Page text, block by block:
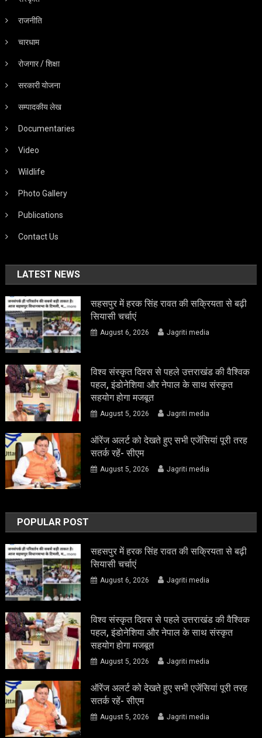
राजनीति
चारधाम
रोजगार / शिक्षा
सरकारी योजना
सम्पादकीय लेख
Documentaries
Video
Wildlife
Photo Gallery
Publications
Contact Us
LATEST NEWS
सहसपुर में हरक सिंह रावत की सक्रियता से बढ़ी
सियासी चर्चाएं
August 6, 2026 Jagriti media
विश्व संस्कृत दिवस से पहले उत्तराखंड की वैश्विक
पहल, इंडोनेशिया और नेपाल के साथ संस्कृत
सहयोग होगा मजबूत
August 5, 2026 Jagriti media
ऑरेंज अलर्ट को देखते हुए सभी एजेंसियां पूरी तरह
सतर्क रहें- सीएम
August 5, 2026 Jagriti media
POPULAR POST
सहसपुर में हरक सिंह रावत की सक्रियता से बढ़ी
सियासी चर्चाएं
August 6, 2026 Jagriti media
विश्व संस्कृत दिवस से पहले उत्तराखंड की वैश्विक
पहल, इंडोनेशिया और नेपाल के साथ संस्कृत
सहयोग होगा मजबूत
August 5, 2026 Jagriti media
ऑरेंज अलर्ट को देखते हुए सभी एजेंसियां पूरी तरह
सतर्क रहें- सीएम
August 5, 2026 Jagriti media